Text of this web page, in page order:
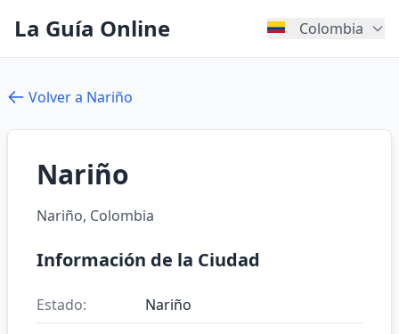
La Guía Online Colombia
Volver a Nariño
Nariño
Nariño, Colombia
Información de la Ciudad
Estado: Nariño